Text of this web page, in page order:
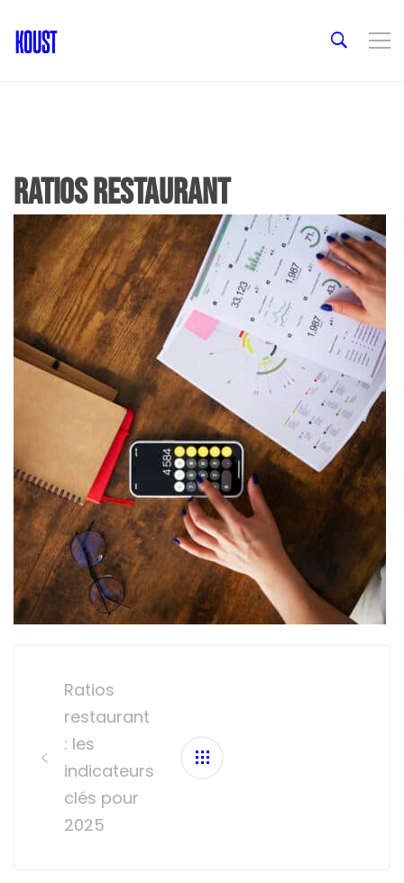
ratios restaurant
navigation
Ratios
restaurant
: les
indicateurs
clés pour
2025